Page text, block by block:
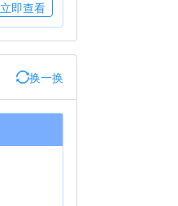
立即查看
换一换